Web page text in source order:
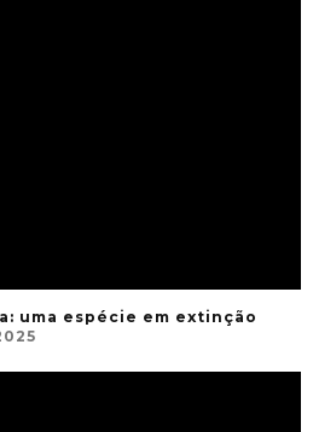
uma espécie em extinção